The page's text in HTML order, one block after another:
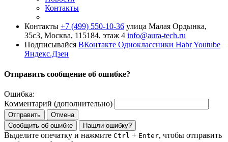
Контакты
Контакты +7 (499) 550-10-36 улица Малая Ордынка,
35с3, Москва, 115184, этаж 4 info@aura-tech.ru
Подписывайся ВКонтакте Одноклассники HabrYoutube
Яндекс.Дзен
Отправить сообщение об ошибке?
Ошибка:
Комментарий (дополнительно)
Отправить
Отмена
Сообщить об ошибке
Нашли ошибку?
Выделите опечатку и нажмите Ctrl + Enter, чтобы отправить